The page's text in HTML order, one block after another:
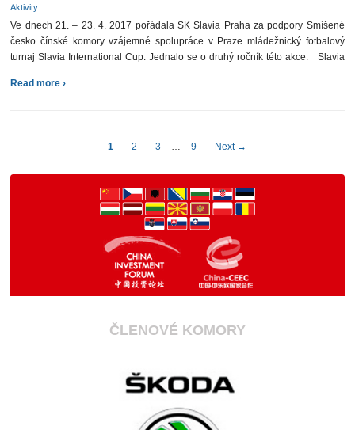
Aktivity
Ve dnech 21. – 23. 4. 2017 pořádala SK Slavia Praha za podpory Smíšené
česko čínské komory vzájemné spolupráce v Praze mládežnický fotbalový
turnaj Slavia International Cup. Jednalo se o druhý ročník této akce. Slavia
Read more ›
1 2 3 … 9 Next →
ČLENOVÉ KOMORY